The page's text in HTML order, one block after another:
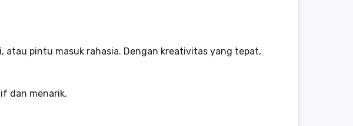
pintu masuk rahasia. Dengan kreativitas yang tepat,
dan menarik.